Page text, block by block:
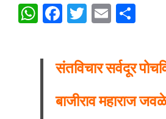
WhatsApp
Facebook
Twitter
Email
संतविचार सर्वदूर
बाजीराव महाराज